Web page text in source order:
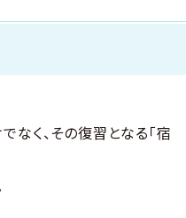
く、その復習となる「宿